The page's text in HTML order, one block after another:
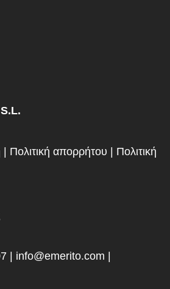
Πολιτική απορρήτου
Πολιτική
| info@emerito.com |